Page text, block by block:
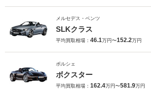
メルセデス・ベンツ
SLKクラス
平均買取相場： 46.1万円〜152.2万円
ポルシェ
ボクスター
平均買取相場： 162.4万円〜581.9万円